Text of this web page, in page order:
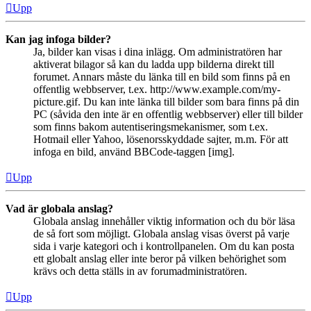
Upp
Kan jag infoga bilder?
Ja, bilder kan visas i dina inlägg. Om administratören har
aktiverat bilagor så kan du ladda upp bilderna direkt till
forumet. Annars måste du länka till en bild som finns på en
offentlig webbserver, t.ex. http://www.example.com/my-
picture.gif. Du kan inte länka till bilder som bara finns på din
PC (såvida den inte är en offentlig webbserver) eller till bilder
som finns bakom autentiseringsmekanismer, som t.ex.
Hotmail eller Yahoo, lösenorsskyddade sajter, m.m. För att
infoga en bild, använd BBCode-taggen [img].
Upp
Vad är globala anslag?
Globala anslag innehåller viktig information och du bör läsa
de så fort som möjligt. Globala anslag visas överst på varje
sida i varje kategori och i kontrollpanelen. Om du kan posta
ett globalt anslag eller inte beror på vilken behörighet som
krävs och detta ställs in av forumadministratören.
Upp